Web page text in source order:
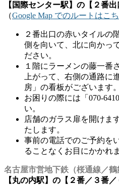
【国際センター駅】の【２番出
（Google Map でのルートはこち
２番出口の赤いタイルの
側を向いて、北に向かっ
ださい。
１階にラーメンの藤一番
上がって、右側の通路に
房」の看板がございます。
お困りの際には「070-
い。
店舗のガラス扉を開けま
たします。
事前の電話でのご予約を
ることなくお目にかかれ
名古屋市営地下鉄（桜通線／鶴
【丸の内駅】の【２番／３番